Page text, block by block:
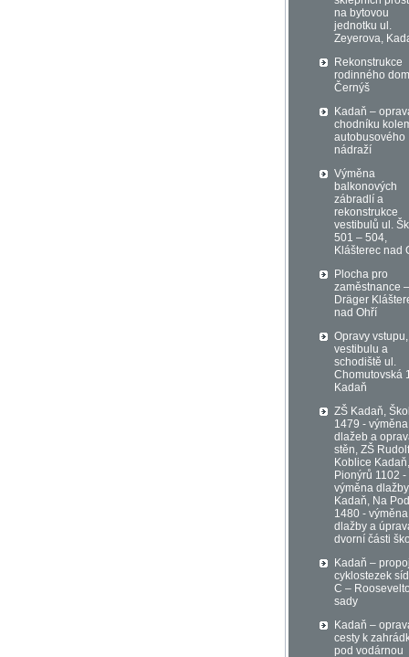
na bytovou
jednotku ul.
Zeyerova,
Rekonstrukce
rodinného
Černýš
Kadaň –
chodníku
autobusového
nádraží
Výměna
balkonových
zábradlí a
rekonstrukce
vestibulů ul.
501 – 504,
Klášterec nad
Plocha pro
zaměstnance –
Dräger
nad Ohří
Opravy vstupu,
vestibulu a
schodiště ul.
Chomutovská
Kadaň
ZŠ Kadaň,
1479 - výměna
dlažeb a
stěn, ZŠ
Koblice Kadaň,
Pionýrů 1102 -
výměna
Kadaň, Na
1480 - výměna
dlažby a
dvorní části
Kadaň –
cyklostezek
C –
sady
Kadaň –
cesty k
pod vodárnou